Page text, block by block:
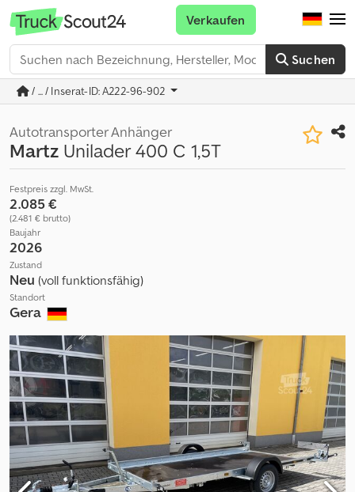
Suchen
Verkaufen
/ ... / Inserat-ID: A222-96-902
Autotransporter Anhänger
Martz Unilader 400 C 1,5T
Festpreis zzgl. MwSt.
2.085 €
(2.481 € brutto)
Baujahr
2026
Zustand
Neu (voll funktionsfähig)
Standort
Gera